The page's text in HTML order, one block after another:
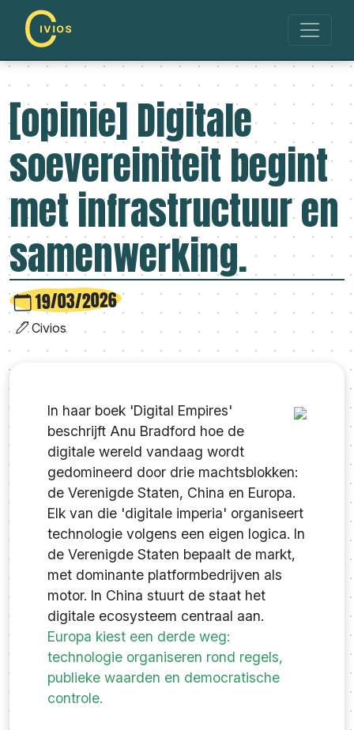
[opinie] Digitale
soevereiniteit begint
met infrastructuur en
samenwerking.
19/03/2026
Civios
In haar boek 'Digital Empires'
beschrijft Anu Bradford hoe de
digitale wereld vandaag wordt
gedomineerd door drie machtsblokken:
de Verenigde Staten, China en Europa.
Elk van die 'digitale imperia' organiseert
technologie volgens een eigen logica. In
de Verenigde Staten bepaalt de markt,
met dominante platformbedrijven als
motor. In China stuurt de staat het
digitale ecosysteem centraal aan.
Europa kiest een derde weg:
technologie organiseren rond regels,
publieke waarden en democratische
controle.